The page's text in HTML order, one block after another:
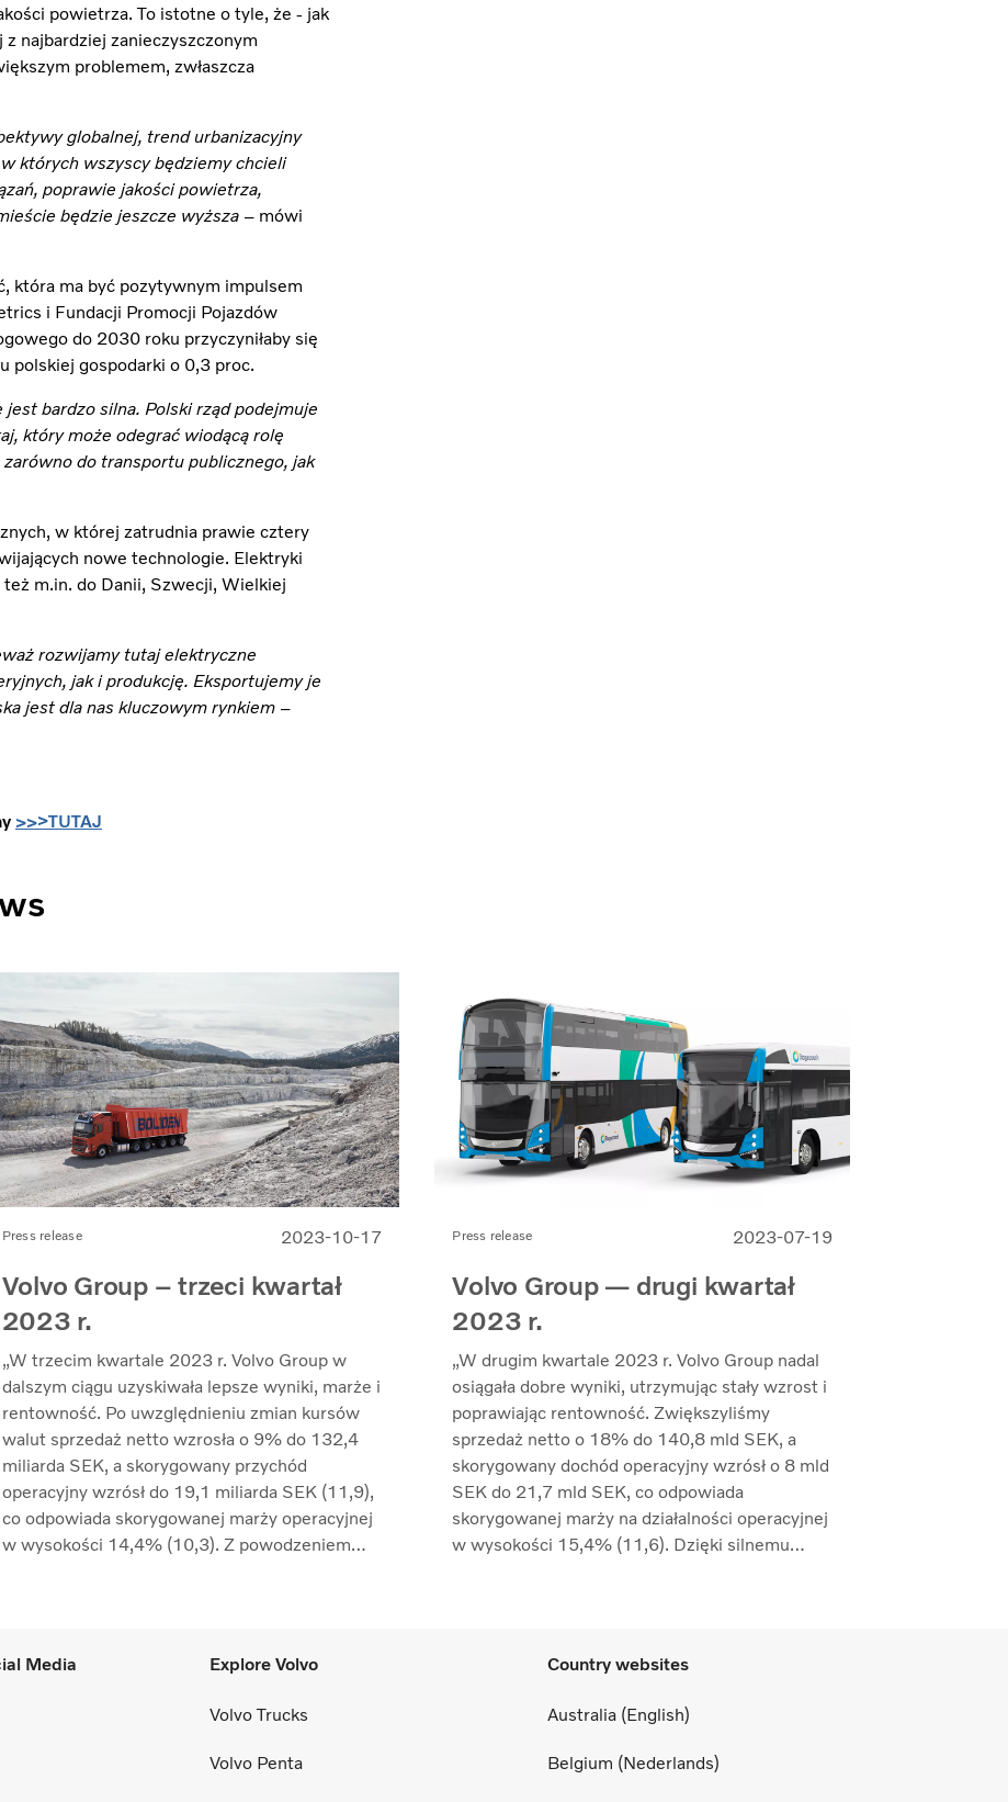
powietrza. To istotne o tyle, że - jak
najbardziej zanieczyszczonym
problemem, zwłaszcza
globalnej, trend urbanizacyjny
których wszyscy będziemy chcieli
poprawie jakości powietrza,
będzie jeszcze wyższa – mówi
która ma być pozytywnym impulsem
i Fundacji Promocji Pojazdów
do 2030 roku przyczyniłaby się
polskiej gospodarki o 0,3 proc.
bardzo silna. Polski rząd podejmuje
który może odegrać wiodącą rolę
do transportu publicznego, jak
w której zatrudnia prawie cztery
nowe technologie. Elektryki
m.in. do Danii, Szwecji, Wielkiej
rozwijamy tutaj elektryczne
jak i produkcję. Eksportujemy je
jest dla nas kluczowym rynkiem –
>>>TUTAJ
Press release 2023-10-17
Volvo Group – trzeci kwartał
2023 r.
„W trzecim kwartale 2023 r. Volvo Group w
dalszym ciągu uzyskiwała lepsze wyniki, marże i
rentowność. Po uwzględnieniu zmian kursów
walut sprzedaż netto wzrosła o 9% do 132,4
miliarda SEK, a skorygowany przychód
operacyjny wzrósł do 19,1 miliarda SEK (11,9),
co odpowiada skorygowanej marży operacyjnej
w wysokości 14,4% (10,3). Z powodzeniem
(27,4)” – mówi Martin Lundstedt, prezes i
Press release 2023-07-19
Volvo Group — drugi kwartał
2023 r.
„W drugim kwartale 2023 r. Volvo Group nadal
osiągała dobre wyniki, utrzymując stały wzrost i
poprawiając rentowność. Zwiększyliśmy
sprzedaż netto o 18% do 140,8 mld SEK, a
skorygowany dochód operacyjny wzrósł o 8 mld
SEK do 21,7 mld SEK, co odpowiada
skorygowanej marży na działalności operacyjnej
w wysokości 15,4% (11,6). Dzięki silnemu
Lundstedt, prezes i dyrektor generalny.
Media Explore Volvo
Volvo Trucks
Volvo Penta
Country websites
Australia (English)
Belgium (Nederlands)